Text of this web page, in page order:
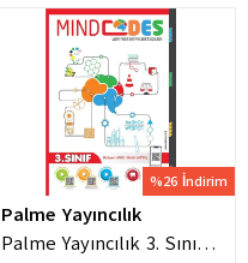
%26 İndirim
Palme Yayıncılık
Palme Yayıncılık 3. Sınıf